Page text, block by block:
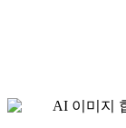
가격 보기AI 이미지